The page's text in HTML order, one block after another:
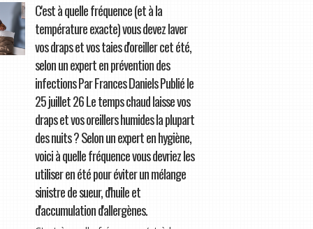
C'est à quelle fréquence (et à la
température exacte) vous devez laver
vos draps et vos taies d'oreiller cet été,
selon un expert en prévention des
infections Par Frances Daniels Publié le
25 juillet 26 Le temps chaud laisse vos
draps et vos oreillers humides la plupart
des nuits ? Selon un expert en hygiène,
voici à quelle fréquence vous devriez les
utiliser en été pour éviter un mélange
sinistre de sueur, d'huile et
d'accumulation d'allergènes.